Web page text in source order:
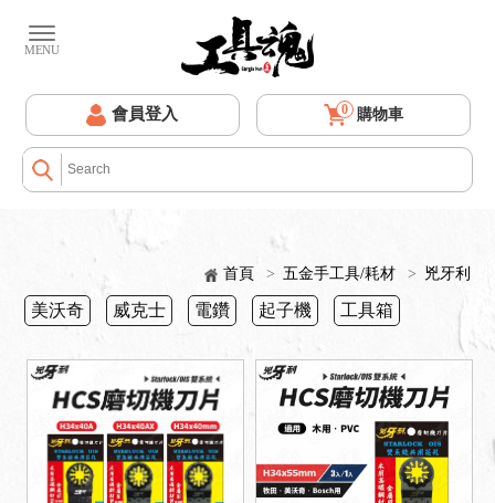
會員登入 0 購物車
首頁 > 五金手工具/耗材 > 兇牙利
美沃奇 威克士 電鑽 起子機 工具箱